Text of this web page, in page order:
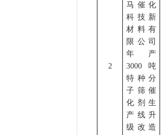
2
马催化
科技新
材料有
限公司
年产
3000吨
特种分
子筛催
化剂生
产线升
级改造